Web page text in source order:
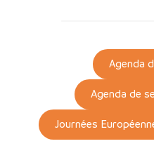
Agenda
Agenda de
Journées